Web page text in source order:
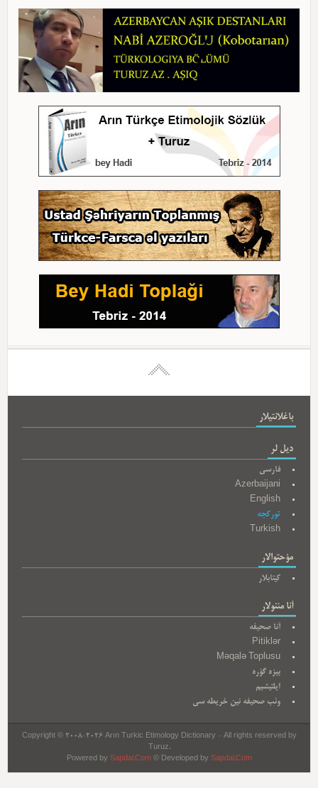
باغلانتیلار
دیل لر
فارسی
Azerbaijani
English
تورکجه
Turkish
مؤحتوالار
کیتابلار
آنا مئنولار
آنا صحیفه
Pitiklər
Məqalə Toplusu
بیزه گؤره
ایلتیشیم
وئب صحیفه نین خریطه سی
Copyright © 2008-2026 Arın Turkic Etimology Dictionary - All rights reserved by
Turuz.
Powered by Sapdal.Com© Developed by Sapdal.Com